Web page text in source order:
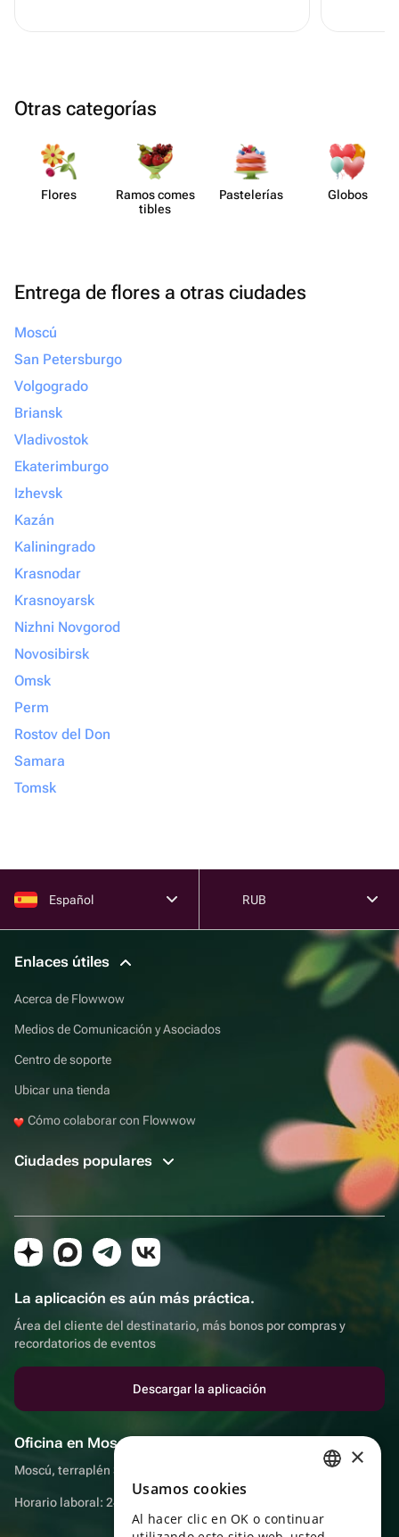
Otras categorías
Flores
Ramos comes​
tibles
Paste​lerías Globos
Entrega de flores a otras ciudades
Moscú
San Petersburgo
Volgogrado
Briansk
Vladivostok
Ekaterimburgo
Izhevsk
Kazán
Kaliningrado
Krasnodar
Krasnoyarsk
Nizhni Novgorod
Novosibirsk
Omsk
Perm
Rostov del Don
Samara
Tomsk
Español RUB
Enlaces útiles
Acerca de Flowwow
Medios de Comunicación y Asociados
Centro de soporte
Ubicar una tienda
Cómo colaborar con Flowwow
Ciudades populares
La aplicación es aún más práctica.
Área del cliente del destinatario, más bonos por compras y
recordatorios de eventos
Descargar la aplicación
Oficina en Moscú
Moscú, terraplén Sadovnicheskaya, 9, sala 2/3
Horario laboral: 24 horas
ENGLISH
×
Usamos cookies
Al hacer clic en OK o continuar